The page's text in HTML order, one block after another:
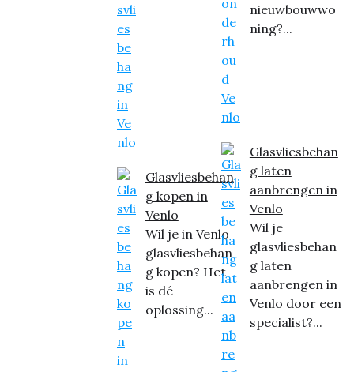
Glasvliesbehan
g kopen in
Venlo
Wil je in Venlo
glasvliesbehan
g kopen? Het
is dé
oplossing...
nieuwbouwwo
ning?...
Glasvliesbehan
g laten
aanbrengen in
Venlo
Wil je
glasvliesbehan
g laten
aanbrengen in
Venlo door een
specialist?...